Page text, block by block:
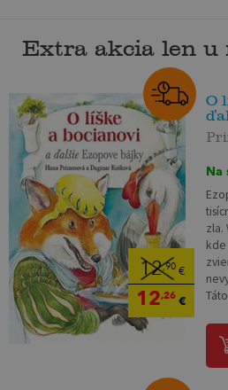
Extra akcia len u
12,90€
12,26€
O
Na
zla.
kde